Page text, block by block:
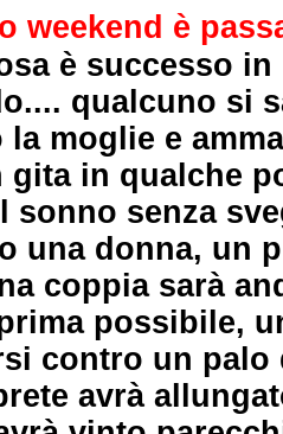
weekend è
è successo
qualcuno si
la moglie e
gita in qualche
sonno senza
una donna, un
coppia sarà
possibile,
contro un
avrà